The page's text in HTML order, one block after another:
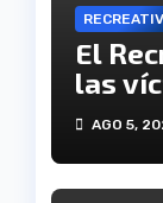
El
las
XX
AGO 5,